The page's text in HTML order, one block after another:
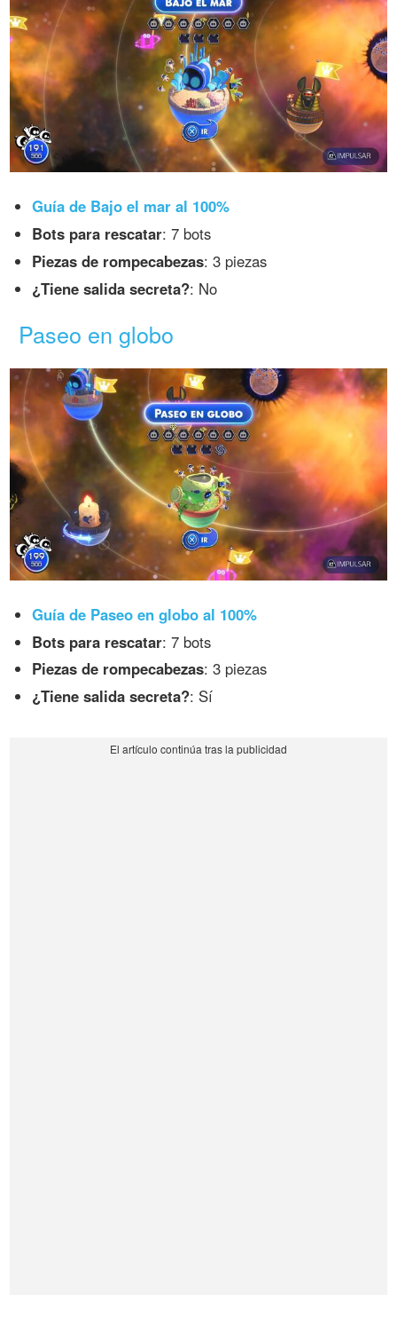
Guía de Bajo el mar al 100%
Bots para rescatar: 7 bots
Piezas de rompecabezas: 3 piezas
¿Tiene salida secreta?: No
Paseo en globo
Guía de Paseo en globo al 100%
Bots para rescatar: 7 bots
Piezas de rompecabezas: 3 piezas
¿Tiene salida secreta?: Sí